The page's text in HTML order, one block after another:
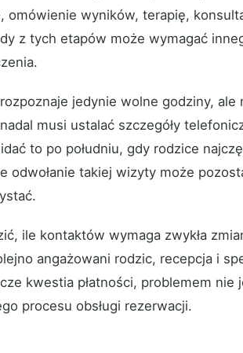
omówienie wyników, terapię,
z tych etapów może wymagać
jedynie wolne godziny, ale
nadal musi ustalać szczegóły
to po południu, gdy rodzice
odwołanie takiej wizyty może
ile kontaktów wymaga zwykła
angażowani rodzic, recepcja i
kwestia płatności, problemem nie
procesu obsługi rezerwacji.